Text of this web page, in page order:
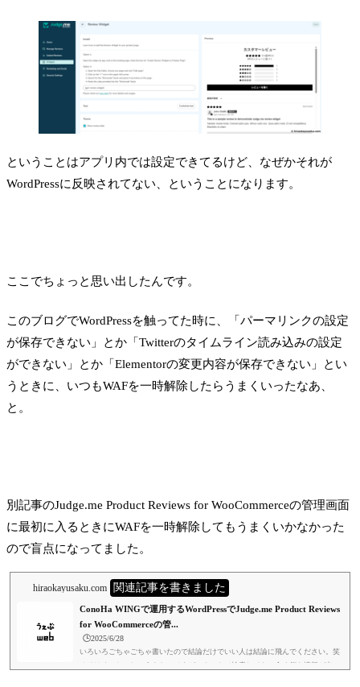
ということはアプリ内では設定できてるけど、なぜかそれが
WordPressに反映されてない、ということになります。
ここでちょっと思い出したんです。
このブログでWordPressを触ってた時に、「パーマリンクの設定
が保存できない」とか「Twitterのタイムライン読み込みの設定
ができない」とか「Elementorの変更内容が保存できない」とい
うときに、いつもWAFを一時解除したらうまくいったなあ、
と。
別記事のJudge.me Product Reviews for WooCommerceの管理画面
に最初に入るときにWAFを一時解除してもうまくいかなかった
ので盲点になってました。
hiraokayusaku.com 関連記事を書きました
ConoHa WINGで運用するWordPressでJudge.me Product Reviews
for WooCommerceの管...
🕒️2025/6/28
いろいろごちゃごちゃ書いたので結論だけでいい人は結論に飛んでください。笑
オチはめっちゃしょうもないですが、ネットで検索しても、全く何も情報が出て